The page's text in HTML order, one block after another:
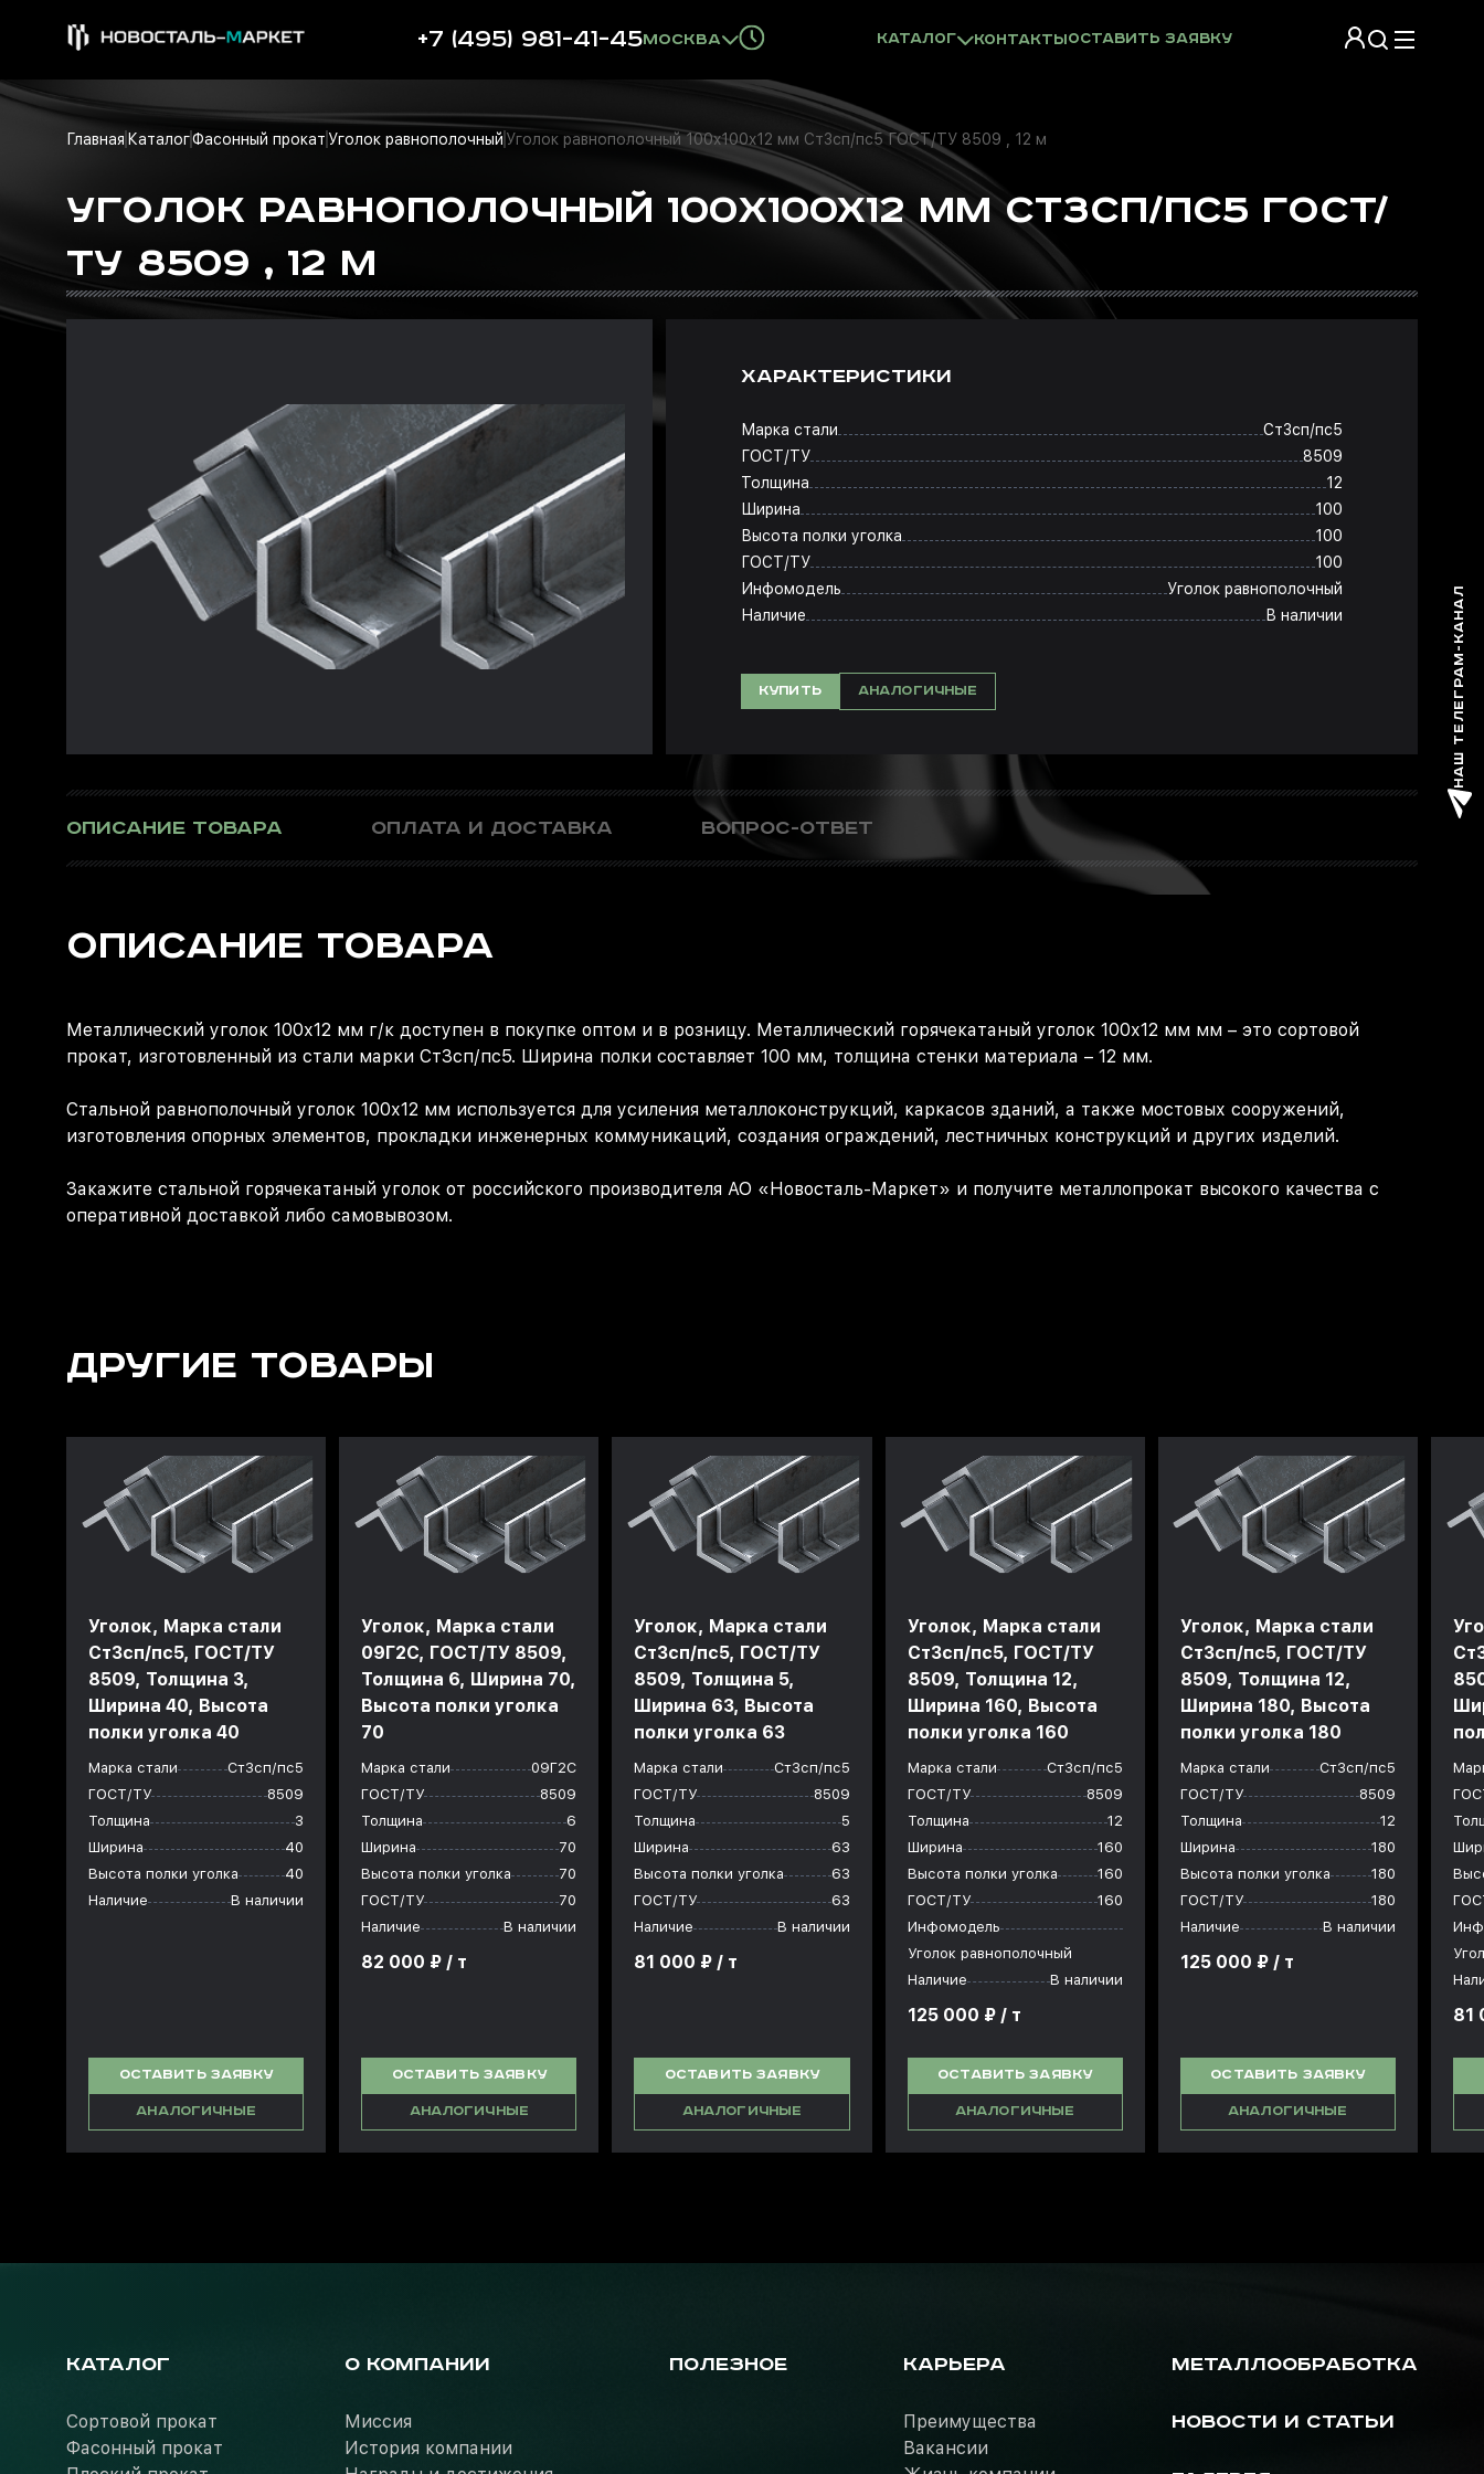
НАШ ТЕЛЕГРАМ-КАНАЛ
+7 (495) 981-41-45Москва Каталог КонтактыОставить заявку
Главная КаталогФасонный прокат Уголок равнополочный Уголок равнополочный 100x100x12 мм Ст3сп/пс5 ГОСТ/ТУ 8509 , 12 м
УГОЛОК РАВНОПОЛОЧНЫЙ 100X100X12 ММ СТ3СП/ПС5 ГОСТ/
ТУ 8509 , 12 М
ХАРАКТЕРИСТИКИ
Марка стали
Ст3сп/пс5
ГОСТ/ТУ
8509
Толщина
12
Ширина
100
Высота полки уголка
100
ГОСТ/ТУ
100
Инфомодель
Уголок равнополочный
Наличие
В наличии
КУПИТЬ АНАЛОГИЧНЫЕ
ОПИСАНИЕ ТОВАРА ОПЛАТА И ДОСТАВКА ВОПРОС-ОТВЕТ
ОПИСАНИЕ ТОВАРА
Металлический уголок 100х12 мм г/к доступен в покупке оптом и в розницу. Металлический горячекатаный уголок 100х12 мм мм – это сортовой
прокат, изготовленный из стали марки Ст3сп/пс5. Ширина полки составляет 100 мм, толщина стенки материала – 12 мм.
Стальной равнополочный уголок 100х12 мм используется для усиления металлоконструкций, каркасов зданий, а также мостовых сооружений,
изготовления опорных элементов, прокладки инженерных коммуникаций, создания ограждений, лестничных конструкций и других изделий.
Закажите стальной горячекатаный уголок от российского производителя АО «Новосталь-Маркет» и получите металлопрокат высокого качества с
оперативной доставкой либо самовывозом.
ДРУГИЕ ТОВАРЫ
Уголок, Марка стали
Ст3сп/пс5, ГОСТ/ТУ
8509, Толщина 3,
Ширина 40, Высота
полки уголка 40
Марка стали
Ст3сп/пс5
ГОСТ/ТУ
8509
Толщина
3
Ширина
40
Высота полки уголка
40
Наличие
В наличии
ОСТАВИТЬ ЗАЯВКУ
АНАЛОГИЧНЫЕ
Уголок, Марка стали
09Г2С, ГОСТ/ТУ 8509,
Толщина 6, Ширина 70,
Высота полки уголка
70
Марка стали
09Г2С
ГОСТ/ТУ
8509
Толщина
6
Ширина
70
Высота полки уголка
70
ГОСТ/ТУ
70
Наличие
В наличии
82 000 ₽ / т
ОСТАВИТЬ ЗАЯВКУ
АНАЛОГИЧНЫЕ
Уголок, Марка стали
Ст3сп/пс5, ГОСТ/ТУ
8509, Толщина 5,
Ширина 63, Высота
полки уголка 63
Марка стали
Ст3сп/пс5
ГОСТ/ТУ
8509
Толщина
5
Ширина
63
Высота полки уголка
63
ГОСТ/ТУ
63
Наличие
В наличии
81 000 ₽ / т
ОСТАВИТЬ ЗАЯВКУ
АНАЛОГИЧНЫЕ
Уголок, Марка стали
Ст3сп/пс5, ГОСТ/ТУ
8509, Толщина 12,
Ширина 160, Высота
полки уголка 160
Марка стали
Ст3сп/пс5
ГОСТ/ТУ
8509
Толщина
12
Ширина
160
Высота полки уголка
160
ГОСТ/ТУ
160
Инфомодель
Уголок равнополочный
Наличие
В наличии
125 000 ₽ / т
ОСТАВИТЬ ЗАЯВКУ
АНАЛОГИЧНЫЕ
Уголок, Марка стали
Ст3сп/пс5, ГОСТ/ТУ
8509, Толщина 12,
Ширина 180, Высота
полки уголка 180
Марка стали
Ст3сп/пс5
ГОСТ/ТУ
8509
Толщина
12
Ширина
180
Высота полки уголка
180
ГОСТ/ТУ
180
Наличие
В наличии
125 000 ₽ / т
ОСТАВИТЬ ЗАЯВКУ
АНАЛОГИЧНЫЕ
81
КАТАЛОГ
Сортовой прокат
Фасонный прокат
О КОМПАНИИ
Миссия
История компании
ПОЛЕЗНОЕ КАРЬЕРА
Преимущества
Вакансии
МЕТАЛЛООБРАБОТКА
НОВОСТИ И СТАТЬИ